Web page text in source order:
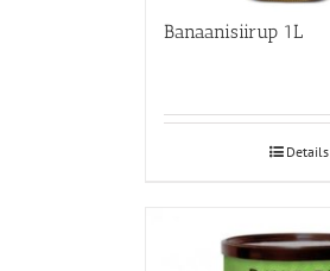
Banaanisiirup 1L
Details